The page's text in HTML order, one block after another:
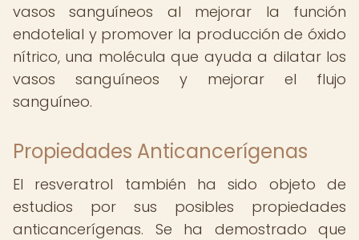
vasos sanguíneos al mejorar la función
endotelial y promover la producción de óxido
nítrico, una molécula que ayuda a dilatar los
vasos sanguíneos y mejorar el flujo
sanguíneo.
Propiedades Anticancerígenas
El resveratrol también ha sido objeto de
estudios por sus posibles propiedades
anticancerígenas. Se ha demostrado que